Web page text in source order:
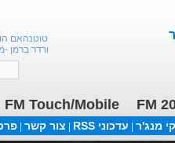
טוטנהאם
ורדר ברמן -
FM
FM Touch/Mobile
מנג'ר עדכוני RSS צור קשר